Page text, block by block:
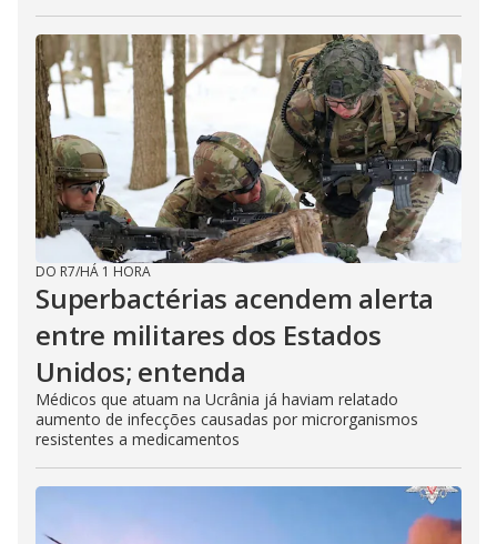
DO R7/HÁ 1 HORA
Superbactérias acendem alerta
entre militares dos Estados
Unidos; entenda
Médicos que atuam na Ucrânia já haviam relatado
aumento de infecções causadas por microrganismos
resistentes a medicamentos